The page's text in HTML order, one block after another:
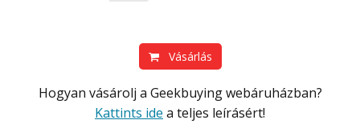
Vásárlás
Hogyan vásárolj a Geekbuying webáruházban?
Kattints ide a teljes leírásért!